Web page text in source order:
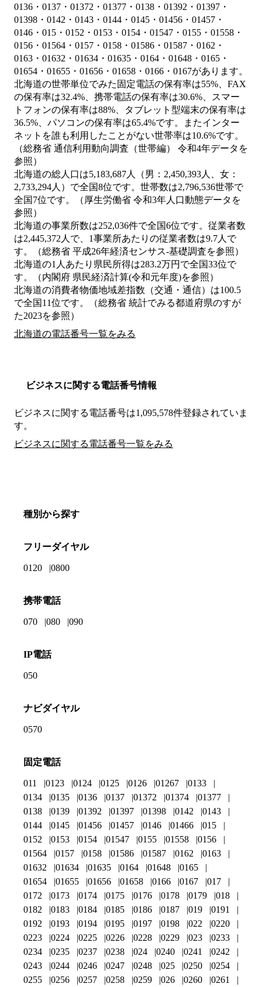
0136・0137・01372・01377・0138・01392・01397・
01398・0142・0143・0144・0145・01456・01457・
0146・015・0152・0153・0154・01547・0155・01558・
0156・01564・0157・0158・01586・01587・0162・
0163・01632・01634・01635・0164・01648・0165・
01654・01655・01656・01658・0166・0167があります。
北海道の世帯単位でみた固定電話の保有率は55%、FAX
の保有率は32.4%、携帯電話の保有率は30.6%、スマー
トフォンの保有率は88%、タブレット型端末の保有率は
36.5%、パソコンの保有率は65.4%です。またインター
ネットを誰も利用したことがない世帯率は10.6%です。
（総務省 通信利用動向調査（世帯編） 令和4年データを
参照）
北海道の総人口は5,183,687人（男：2,450,393人、女：
2,733,294人）で全国8位です。世帯数は2,796,536世帯で
全国7位です。（厚生労働省 令和3年人口動態データを
参照）
北海道の事業所数は252,036件で全国6位です。従業者数
は2,445,372人で、1事業所あたりの従業者数は9.7人で
す。（総務省 平成26年経済センサス‐基礎調査を参照）
北海道の1人あたり県民所得は283.2万円で全国33位で
す。（内閣府 県民経済計算(令和元年度)を参照）
北海道の消費者物価地域差指数（交通・通信）は100.5
で全国11位です。（総務省 統計でみる都道府県のすが
た2023を参照）
北海道の電話番号一覧をみる
ビジネスに関する電話番号情報
ビジネスに関する電話番号は1,095,578件登録されていま
す。
ビジネスに関する電話番号一覧をみる
種別から探す
フリーダイヤル
0120 0800
携帯電話
070 080 090
IP電話
050
ナビダイヤル
0570
固定電話
011 0123 0124 0125 0126 01267
0133
0134
0135 0136 0137 01372 01374
01377
0138
0139 01392 01397 01398 0142
0143
0144
0145 01456 01457 0146 01466
015
0152
0153 0154 01547 0155 01558
0156
01564
0157 0158 01586 01587 0162
0163
01632
01634 01635 0164 01648
0165
01654
01655 01656 01658 0166 0167
017
0172
0173 0174 0175 0176 0178 0179
018
0182
0183 0184 0185 0186 0187 019
0191
0192
0193 0194 0195 0197 0198 022
0220
0223
0224 0225 0226 0228 0229 023
0233
0234
0235 0237 0238 024 0240 0241
0242
0243
0244 0246 0247 0248 025 0250
0254
0255
0256 0257 0258 0259 026 0260 0261